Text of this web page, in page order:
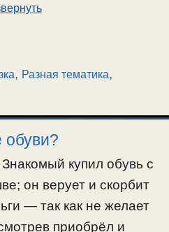
, Разная тематика,
обуви?
купил обувь с
он верует и скорбит
— так как не желает
приобрёл и